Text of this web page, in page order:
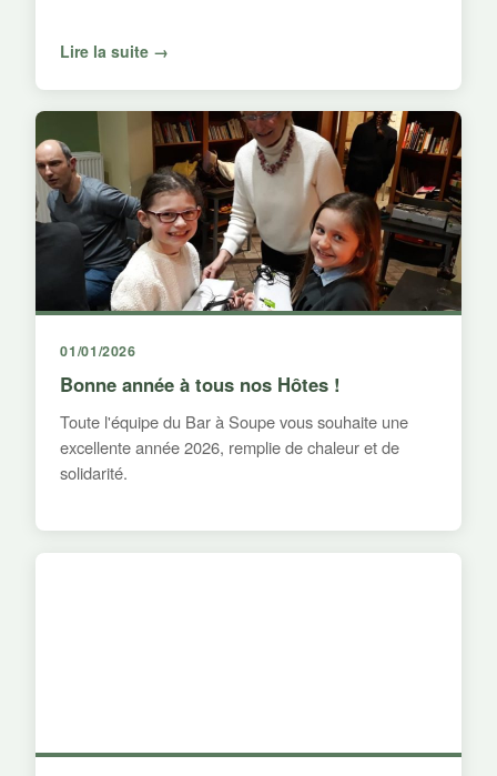
Lire la suite →
01/01/2026
Bonne année à tous nos Hôtes !
Toute l'équipe du Bar à Soupe vous souhaite une
excellente année 2026, remplie de chaleur et de
solidarité.